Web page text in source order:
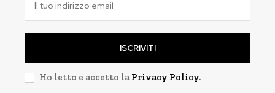
ISCRIVITI
Ho letto e accetto la Privacy Policy.